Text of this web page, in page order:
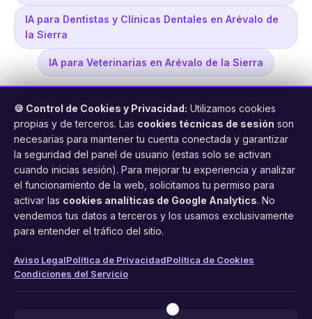
IA para Dentistas y Clínicas Dentales en Arévalo de
la Sierra
IA para Veterinarias en Arévalo de la Sierra
FacilCita
Asistente inteligente de citas por teléfono y WhatsApp.
Gestión profesional de agenda con IA para tu negocio.
Funciones
Aviso Legal
🍪 Control de Cookies y Privacidad: Utilizamos cookies
propias y de terceros. Las cookies técnicas de sesión son
necesarias para mantener tu cuenta conectada y garantizar
la seguridad del panel de usuario (estas solo se activan
cuando inicias sesión). Para mejorar tu experiencia y analizar
el funcionamiento de la web, solicitamos tu permiso para
activar las cookies analíticas de Google Analytics. No
vendemos tus datos a terceros y los usamos exclusivamente
para entender el tráfico del sitio.
Aviso LegalPolítica de PrivacidadPolítica de Cookies
Condiciones del Servicio